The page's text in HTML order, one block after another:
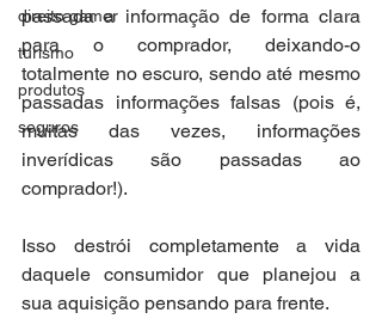
direito gamer
turismo
produtos
seguros
passada a informação de forma clara
para o comprador, deixando-o
totalmente no escuro, sendo até mesmo
passadas informações falsas (pois é,
muitas das vezes, informações
inverídicas são passadas ao
comprador!).
Isso destrói completamente a vida
daquele consumidor que planejou a
sua aquisição pensando para frente.